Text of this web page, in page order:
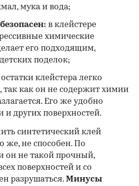
мука и вода;
в клейстере
химические
его подходящим,
поделок;
остатки клейстера легко
так как он не содержит химии
Его же удобно
и других поверхностей.
синтетический клей
же, не способен. По
он не такой прочный,
поверхностей и со
разрушаться. Минусы